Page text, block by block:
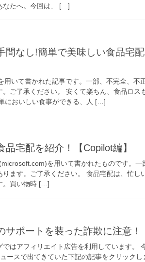
なたへ。今回は、 […]
間なし!簡単で美味しい食品宅
用いて書かれた記事です。一部、不完全、不
。ご了承ください。 安くて楽ちん、食品ロス
においしい食事ができる、人 […]
品宅配を紹介！【Copilot編】
を用いて書かれたものです。一
ります。ご了承ください。 食品宅配は、忙し
。買い物時 […]
サポートを装った詐欺に注意！
ではアフィリエイト広告を利用しています。
ースで出てきていた下記の記事をクリックし